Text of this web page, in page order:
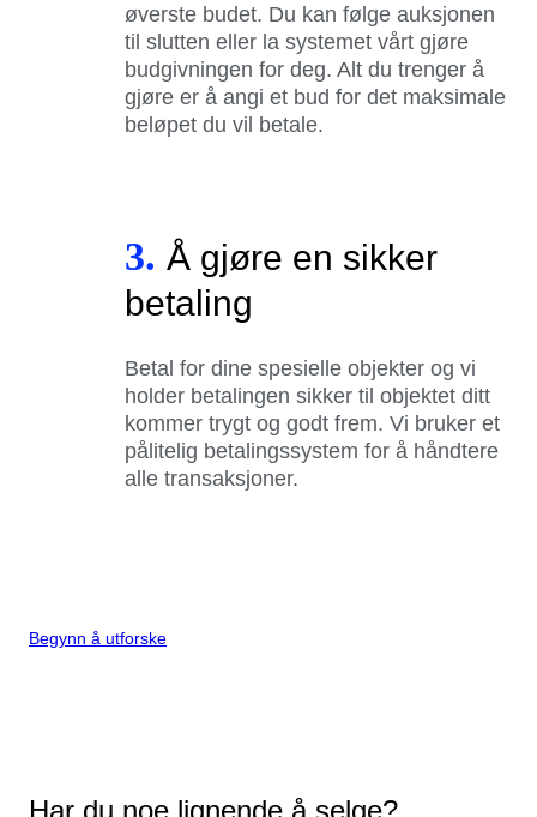
øverste budet. Du kan følge auksjonen
til slutten eller la systemet vårt gjøre
budgivningen for deg. Alt du trenger å
gjøre er å angi et bud for det maksimale
beløpet du vil betale.
3. Å gjøre en sikker
betaling
Betal for dine spesielle objekter og vi
holder betalingen sikker til objektet ditt
kommer trygt og godt frem. Vi bruker et
pålitelig betalingssystem for å håndtere
alle transaksjoner.
Begynn å utforske
Har du noe lignende å selge?